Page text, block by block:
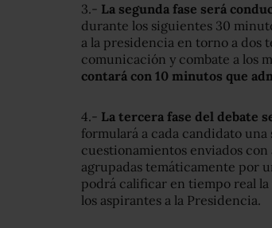
3.- La segunda fase será
durante los siguientes 30
a la presidencia en torno a dos
comunicación y combate a los
contará con 10 minutos que
4.- La tercera fase del debate
formulará a cada candidato
cuestionamientos enviados
agrupadas temáticamente por
podrá calificar en tiempo real
los aspirantes a la Presidencia.